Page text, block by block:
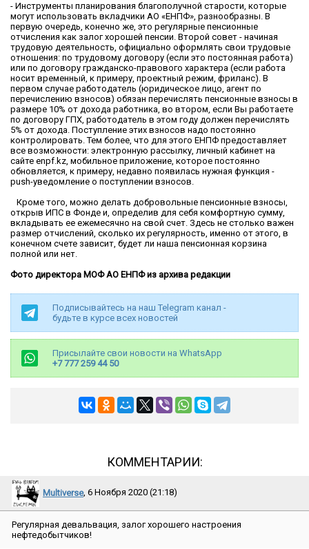
- Инструменты планирования благополучной старости, которые
могут использовать вкладчики АО «ЕНПФ», разнообразны. В
первую очередь, конечно же, это регулярные пенсионные
отчисления как залог хорошей пенсии. Второй совет - начиная
трудовую деятельность, официально оформлять свои трудовые
отношения: по трудовому договору (если это постоянная работа)
или по договору гражданско-правового характера (если работа
носит временный, к примеру, проектный режим, фриланс). В
первом случае работодатель (юридическое лицо, агент по
перечислению взносов) обязан перечислять пенсионные взносы в
размере 10% от дохода работника, во втором, если Вы работаете
по договору ГПХ, работодатель в этом году должен перечислять
5% от дохода. Поступление этих взносов надо постоянно
контролировать. Тем более, что для этого ЕНПФ предоставляет
все возможности: электронную рассылку, личный кабинет на
сайте enpf.kz, мобильное приложение, которое постоянно
обновляется, к примеру, недавно появилась нужная функция -
push-уведомление о поступлении взносов.
Кроме того, можно делать добровольные пенсионные взносы,
открыв ИПС в Фонде и, определив для себя комфортную сумму,
вкладывать ее ежемесячно на свой счет. Здесь не столько важен
размер отчислений, сколько их регулярность, именно от этого, в
конечном счете зависит, будет ли наша пенсионная корзина
полной или нет.
Фото директора МОФ АО ЕНПФ из архива редакции
Подписывайтесь на наш Telegram канал -
будьте в курсе всех новостей
Присылайте свои новости на WhatsApp
+7 777 259 44 50
КОММЕНТАРИИ:
Multiverse, 6 Ноября 2020 (21:18)
Регулярная девальвация, залог хорошего настроения
нефтедобытчиков!